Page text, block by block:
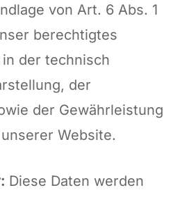
von Art. 6 Abs. 1
berechtigtes
der technisch
der
der Gewährleistung
Website.
Diese Daten werden